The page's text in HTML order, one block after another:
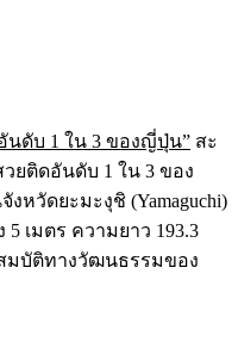
นดับ 1 ใน 3 ของญี่ปุ่น” สะ
ยติดอันดับ 1 ใน 3 ของ
หวัดยะมะงุชิ (Yamaguchi)
เมตร ความยาว 193.3
มบัติทางวัฒนธรรมของ